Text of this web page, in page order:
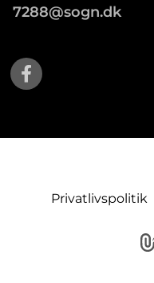
7288@sogn.dk
Privatlivspolitik